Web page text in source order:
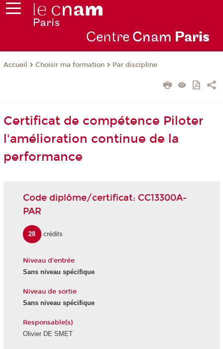
Centre Cnam Paris
Accueil Choisir ma formation Par discipline
Certificat de compétence Piloter
l'amélioration continue de la
performance
Code diplôme/certificat: CC13300A-
PAR
28 crédits
Niveau d'entrée
Sans niveau spécifique
Niveau de sortie
Sans niveau spécifique
Responsable(s)
Olivier DE SMET